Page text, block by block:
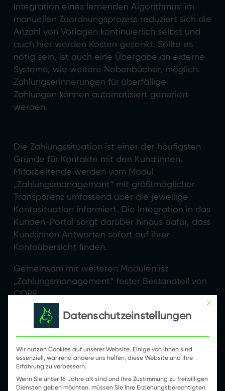
Integration eines lernenden Algorithmus‘ im
manuellen Zuordnungsprozess reduziert sich die
Anzahl von Vorlagen kontinuierlich selbst und
auch hier werden Kosten gesenkt. Sollte es
nötig sein, ist auch eine Übergabe an externe
Systeme, wie weitere Nebenbücher, möglich.
Zahlungserinnerungen für überfällige
Zahlungen können automatisiert generiert
werden.
Die Zahlungssituation ist einer der häufigsten
Gründe für Kontakte mit den Kund:innen.
Mitarbeitende werden vom Modul
„Zahlungsmanagement“ mit größtmöglicher
Transparenz umfassend über die jeweilige
Kontosituation informiert. Die Integration in das
Kunden-Portal sorgt darüber hinaus dafür, dass
Kund:innen Antworten sofort auf ihrer
Kontoübersicht finden.
Gemeinsam mit weiteren Modulen ist
„Zahlungsmanagement“ fester Bestandteil von
CORE.
Weitere Module
Mit
Datenschutzeinstellungen
Wir nutzen Cookies auf unserer Website. Einige von ihnen sind
essenziell, während andere uns helfen, diese Website und Ihre
Erfahrung zu verbessern.
Wenn Sie unter 16 Jahre alt sind und Ihre Zustimmung zu freiwilligen
Diensten geben möchten, müssen Sie Ihre Erziehungsberechtigten